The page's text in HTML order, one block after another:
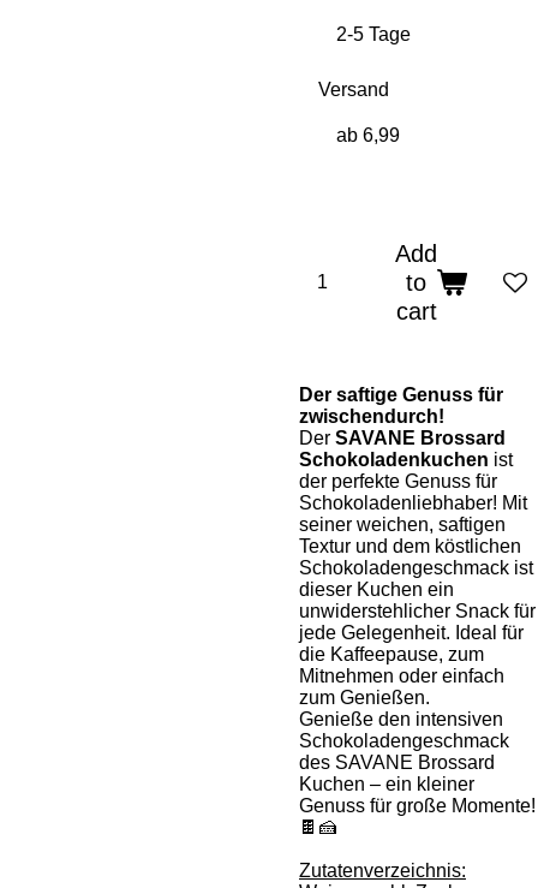
Versand
Add
to
cart
Der saftige Genuss für
zwischendurch!
Der SAVANE Brossard
Schokoladenkuchen ist
der perfekte Genuss für
Schokoladenliebhaber! Mit
seiner weichen, saftigen
Textur und dem köstlichen
Schokoladengeschmack ist
dieser Kuchen ein
unwiderstehlicher Snack für
jede Gelegenheit. Ideal für
die Kaffeepause, zum
Mitnehmen oder einfach
zum Genießen.
Genieße den intensiven
Schokoladengeschmack
des SAVANE Brossard
Kuchen – ein kleiner
Genuss für große Momente!
🍫🍰
Zutatenverzeichnis: